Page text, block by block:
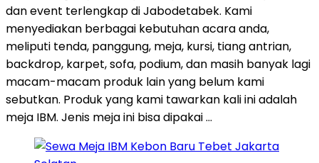
dan event terlengkap di Jabodetabek. Kami
menyediakan berbagai kebutuhan acara anda,
meliputi tenda, panggung, meja, kursi, tiang antrian,
backdrop, karpet, sofa, podium, dan masih banyak lagi
macam-macam produk lain yang belum kami
sebutkan. Produk yang kami tawarkan kali ini adalah
meja IBM. Jenis meja ini bisa dipakai …